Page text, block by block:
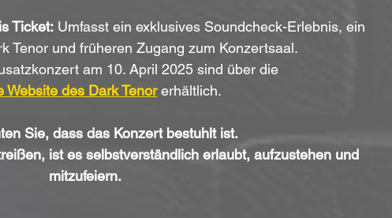
Ticket: Umfasst ein exklusives Soundcheck-Erlebnis, ein
Tenor und früheren Zugang zum Konzertsaal.
am 10. April 2025 sind über die
Website des Dark Tenor erhältlich.
Sie, dass das Konzert bestuhlt ist.
ist es selbstverständlich erlaubt, aufzustehen und
mitzufeiern.